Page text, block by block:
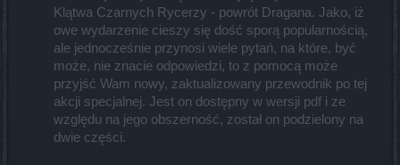
Klątwa Czarnych Rycerzy - powrót Dragana. Jako, iż
owe wydarzenie cieszy się dość sporą popularnością,
ale jednocześnie przynosi wiele pytań, na które, być
może, nie znacie odpowiedzi, to z pomocą może
przyjść Wam nowy, zaktualizowany przewodnik po tej
akcji specjalnej. Jest on dostępny w wersji pdf i ze
względu na jego obszerność, został on podzielony na
dwie części.